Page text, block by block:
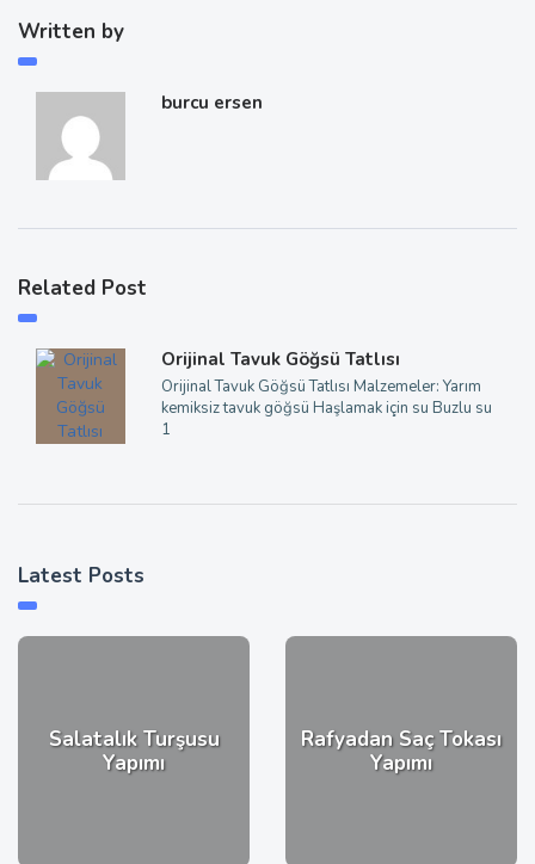
Written by
burcu ersen
Related Post
Orijinal Tavuk Göğsü Tatlısı
Orijinal Tavuk Göğsü Tatlısı Malzemeler: Yarım
kemiksiz tavuk göğsü Haşlamak için su Buzlu su
1
Latest Posts
Salatalık Turşusu
Yapımı
Rafyadan Saç Tokası
Yapımı